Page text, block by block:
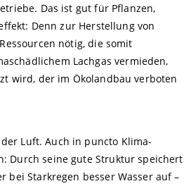
Das ist gut für Pflanzen,
Denn zur Herstellung von
nötig, die somit
Lachgas vermieden,
wird, der im Ökolandbau verboten
Luft. Auch in puncto Klima-
Durch seine gute Struktur speichert
Starkregen besser Wasser auf –